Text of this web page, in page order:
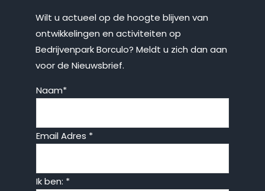
Wilt u actueel op de hoogte blijven van
ontwikkelingen en activiteiten op
Bedrijvenpark Borculo? Meldt u zich dan aan
voor de Nieuwsbrief.
Naam*
Email Adres *
Ik ben: *